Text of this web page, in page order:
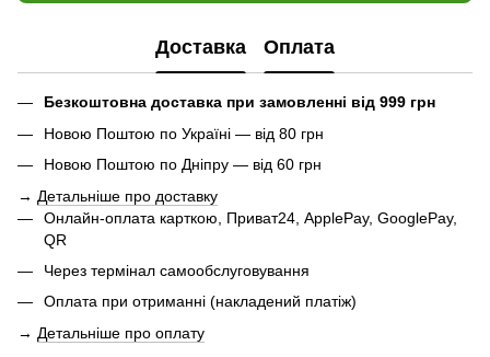
Доставка Оплата
Безкоштовна доставка при замовленні від 999 грн
Новою Поштою по Україні — від 80 грн
Новою Поштою по Дніпру — від 60 грн
→ Детальніше про доставку
Онлайн-оплата карткою, Приват24, ApplePay, GooglePay,
QR
Через термінал самообслуговування
Оплата при отриманні (накладений платіж)
→ Детальніше про оплату